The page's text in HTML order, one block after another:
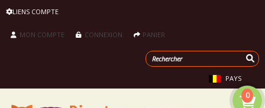
LIENS COMPTE
MON COMPTE CONNEXION PANIER
PAYS
0